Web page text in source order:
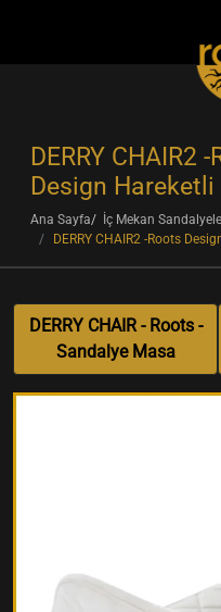
DERRY CHAIR2
Design
Ana Sayfa
İç Mekan
DERRY CHAIR2 -Roots
DERRY CHAIR - Roots -
Sandalye Masa